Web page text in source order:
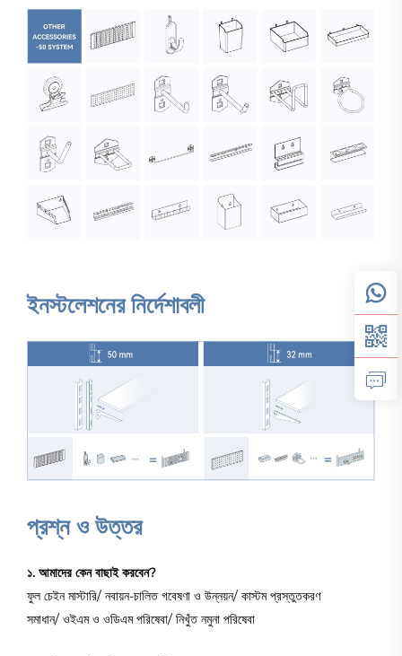
ইনস্টলেশনের নির্দেশাবলী
প্রশ্ন ও উত্তর
১. আমাদের কেন বাছাই করবেন?
ফুল চেইন মাস্টারি/ নবায়ন-চালিত গবেষণা ও উন্নয়ন/ কাস্টম প্রস্তুতকরণ
সমাধান/ ওইএম ও ওডিএম পরিষেবা/ নিখুঁত নমুনা পরিষেবা